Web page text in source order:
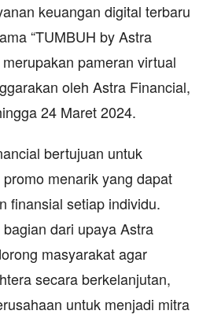
keuangan digital terbaru
“TUMBUH by Astra
pameran virtual
oleh Astra Financial,
24 Maret 2024.
bertujuan untuk
menarik yang dapat
finansial setiap individu.
dari upaya Astra
masyarakat agar
secara berkelanjutan,
untuk menjadi mitra